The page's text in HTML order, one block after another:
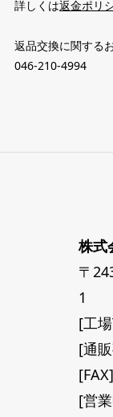
詳しくは返金ポリ
返品交換に関する
046-210-4994
株式
〒
1
[工
[通
[営